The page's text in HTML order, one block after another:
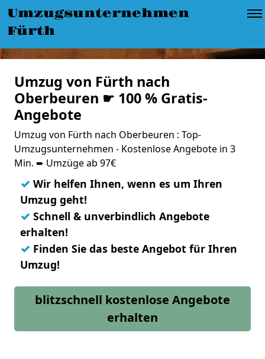
Umzugsunternehmen
Fürth
Umzug von Fürth nach
Oberbeuren ☛ 100 % Gratis-
Angebote
Umzug von Fürth nach Oberbeuren : Top-
Umzugsunternehmen - Kostenlose Angebote in 3
Min. ➨ Umzüge ab 97€
✓ Wir helfen Ihnen, wenn es um Ihren
Umzug geht!
✓ Schnell & unverbindlich Angebote
erhalten!
✓ Finden Sie das beste Angebot für Ihren
Umzug!
blitzschnell kostenlose Angebote
erhalten